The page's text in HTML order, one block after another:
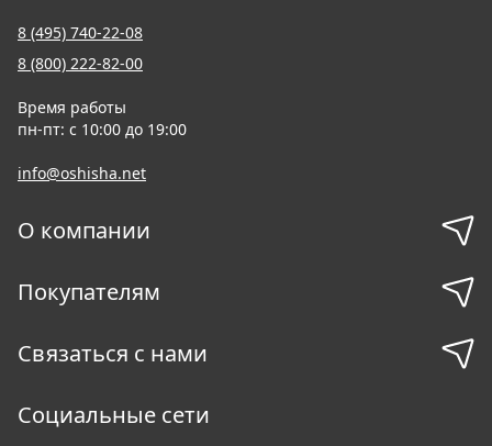
8 (495) 740-22-08
8 (800) 222-82-00
Время работы
пн-пт: с 10:00 до 19:00
info@oshisha.net
О компании
Покупателям
Связаться с нами
Социальные сети